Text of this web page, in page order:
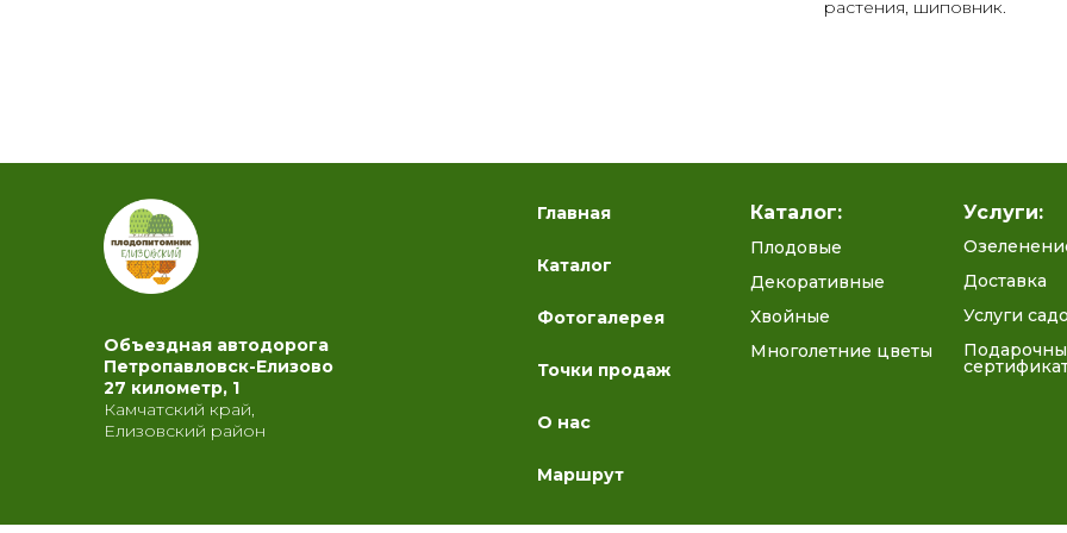
растения, шиповник.
Объездная автодорога
Петропавловск-Елизово
27 километр, 1
Камчатский край,
Елизовский район
Главная
Каталог
Фотогалерея
Точки продаж
О нас
Маршрут
Каталог:
Плодовые
Декоративные
Хвойные
Многолетние цветы
Услуги:
Доставка
Услуги